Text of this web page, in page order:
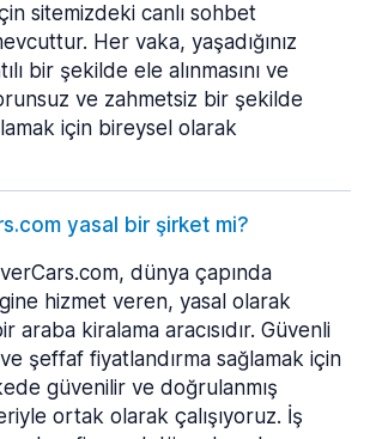
sitemizdeki canlı sohbet
Her vaka, yaşadığınız
bir şekilde ele alınmasını ve
ve zahmetsiz bir şekilde
için bireysel olarak
yasal bir şirket mi?
dünya çapında
hizmet veren, yasal olarak
araba kiralama aracısıdır. Güvenli
şeffaf fiyatlandırma sağlamak için
güvenilir ve doğrulanmış
ortak olarak çalışıyoruz. İş